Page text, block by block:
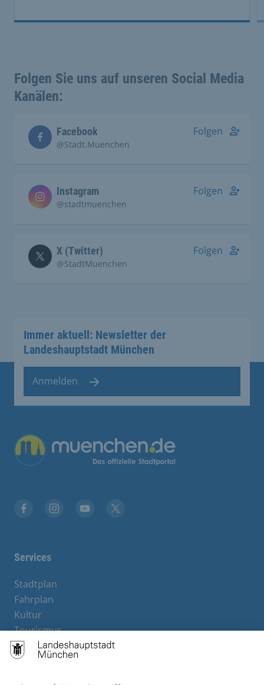
Folgen Sie uns auf unseren Social Media
Kanälen:
Facebook
@Stadt.Muenchen
Folgen
Instagram
@stadtmuenchen
Folgen
X (Twitter)
@StadtMuenchen
Folgen
Immer aktuell: Newsletter der
Landeshauptstadt München
Anmelden
Übergreifende Links
Services
Stadtplan
Fahrplan
Kultur
Tourismus
M-Strom
Bürgerservice